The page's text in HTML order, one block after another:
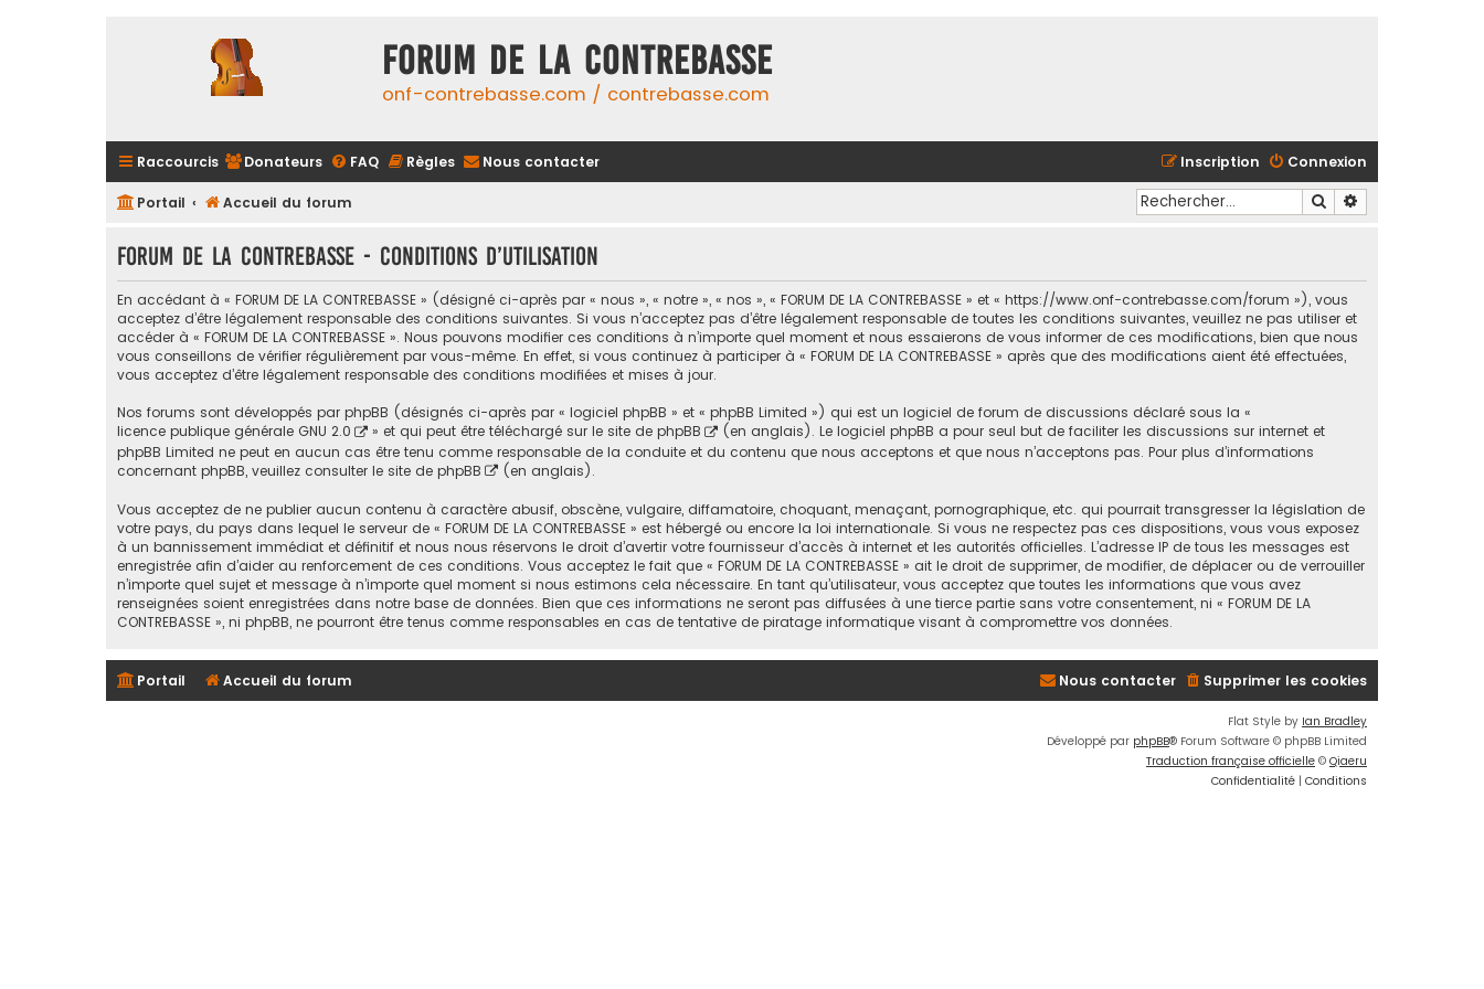
FORUM DE LA CONTREBASSE
onf-contrebasse.com / contrebasse.com
Raccourcis Donateurs FAQ Règles Nous contacter Connexion
Inscription
Portail Accueil du forum Rechercher
FORUM DE LA CONTREBASSE - Conditions d’utilisation
En accédant à « FORUM DE LA CONTREBASSE » (désigné ci-après par « nous », « notre », « nos », « FORUM DE LA CONTREBASSE » et « https://www.onf-contrebasse.com/forum »), vous
acceptez d’être légalement responsable des conditions suivantes. Si vous n’acceptez pas d’être légalement responsable de toutes les conditions suivantes, veuillez ne pas utiliser et
accéder à « FORUM DE LA CONTREBASSE ». Nous pouvons modifier ces conditions à n’importe quel moment et nous essaierons de vous informer de ces modifications, bien que nous
vous conseillons de vérifier régulièrement par vous-même. En effet, si vous continuez à participer à « FORUM DE LA CONTREBASSE » après que des modifications aient été effectuées,
vous acceptez d’être légalement responsable des conditions modifiées et mises à jour.
Nos forums sont développés par phpBB (désignés ci-après par « logiciel phpBB » et « phpBB Limited ») qui est un logiciel de forum de discussions déclaré sous la «
licence publique générale GNU 2.0
» et qui peut être téléchargé sur le site de phpBB
(en anglais). Le logiciel phpBB a pour seul but de faciliter les discussions sur internet et
phpBB Limited ne peut en aucun cas être tenu comme responsable de la conduite et du contenu que nous acceptons et que nous n’acceptons pas. Pour plus d’informations
concernant phpBB, veuillez consulter le site de phpBB (en anglais).
Vous acceptez de ne publier aucun contenu à caractère abusif, obscène, vulgaire, diffamatoire, choquant, menaçant, pornographique, etc. qui pourrait transgresser la législation de
votre pays, du pays dans lequel le serveur de « FORUM DE LA CONTREBASSE » est hébergé ou encore la loi internationale. Si vous ne respectez pas ces dispositions, vous vous exposez
à un bannissement immédiat et définitif et nous nous réservons le droit d’avertir votre fournisseur d’accès à internet et les autorités officielles. L’adresse IP de tous les messages est
enregistrée afin d’aider au renforcement de ces conditions. Vous acceptez le fait que « FORUM DE LA CONTREBASSE » ait le droit de supprimer, de modifier, de déplacer ou de verrouiller
n’importe quel sujet et message à n’importe quel moment si nous estimons cela nécessaire. En tant qu’utilisateur, vous acceptez que toutes les informations que vous avez
renseignées soient enregistrées dans notre base de données. Bien que ces informations ne seront pas diffusées à une tierce partie sans votre consentement, ni « FORUM DE LA
CONTREBASSE », ni phpBB, ne pourront être tenus comme responsables en cas de tentative de piratage informatique visant à compromettre vos données.
Portail Accueil du forum Supprimer les cookies
Nous contacter
Flat Style by Ian Bradley
Développé par phpBB® Forum Software © phpBB Limited
Traduction française officielle © Qiaeru
Confidentialité | Conditions